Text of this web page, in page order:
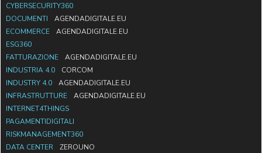
CYBERSECURITY360
DOCUMENTI
AGENDADIGITALE.EU
ECOMMERCE
AGENDADIGITALE.EU
ESG360
FATTURAZIONE
AGENDADIGITALE.EU
INDUSTRIA 4.0
CORCOM
INDUSTRY 4.0
AGENDADIGITALE.EU
INFRASTRUTTURE
AGENDADIGITALE.EU
INTERNET4THINGS
PAGAMENTIDIGITALI
RISKMANAGEMENT360
DATA CENTER
ZEROUNO